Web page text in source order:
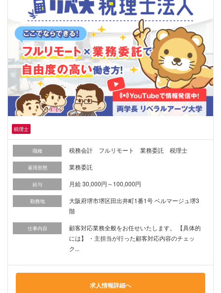
税理士
職種 税務会計 フルリモート 業務委託 税理士
雇用形態 業務委託
給与 月給 30,000円～100,000円
勤務地
大阪府堺市堺区田出井町1番1号 ベルマージュ堺3
階
仕事内容
顧客対応業務全般をお任せいたします。 【具体的
には】 ・主担当が行った顧客対応内容のチェッ
ク...
求人情報詳細へ